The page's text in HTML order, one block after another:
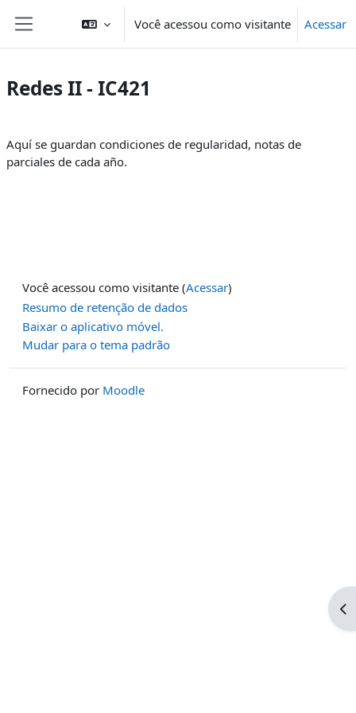
Ir para o conteúdo principal
Você acessou como visitante Acessar
Redes II - IC421
Contorno da seção
Aquí se guardan condiciones de regularidad, notas de
parciales de cada año.
Você acessou como visitante (Acessar)
Resumo de retenção de dados
Baixar o aplicativo móvel.
Mudar para o tema padrão
Fornecido por Moodle